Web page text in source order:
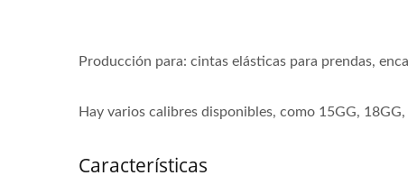
Producción para: cintas elásticas para prendas,
Hay varios calibres disponibles, como 15GG,
Características